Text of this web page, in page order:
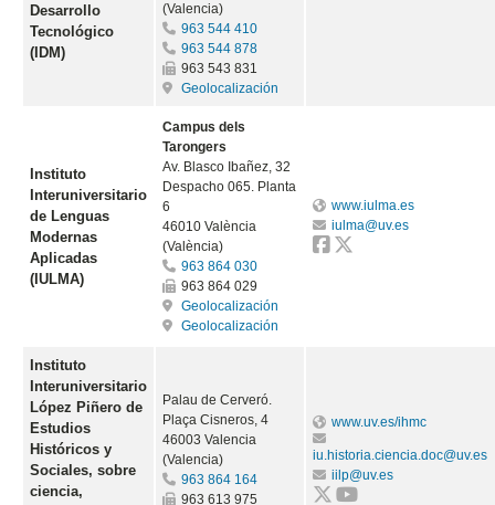
Desarrollo
Tecnológico
(IDM)
(Valencia)
963 544 410
963 544 878
963 543 831
Geolocalización
Instituto
Interuniversitario
de Lenguas
Modernas
Aplicadas
(IULMA)
Campus dels
Tarongers
Av. Blasco Ibañez, 32
Despacho 065. Planta
6
46010 València
(València)
963 864 030
963 864 029
Geolocalización
Geolocalización
www.iulma.es
iulma@uv.es
Instituto
Interuniversitario
López Piñero de
Estudios
Históricos y
Sociales, sobre
ciencia,
Palau de Cerveró.
Plaça Cisneros, 4
46003 Valencia
(Valencia)
963 864 164
963 613 975
www.uv.es/ihmc
iu.historia.ciencia.doc@uv.es
iilp@uv.es